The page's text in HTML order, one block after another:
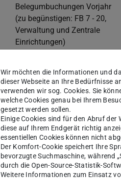
Belegumbuchungen Vorjahr
(zu begünstigen: FB 7 - 20,
Verwaltung und Zentrale
Einrichtungen)
Reisekosten FB 10, 16 und
18
Wir möchten die Informationen und
dieser Webseite an Ihre Bedürfnisse
verwenden wir sog. Cookies. Sie
welche Cookies genau bei Ihrem
gesetzt werden sollen.
Einige Cookies sind für den Abruf der
diese auf Ihrem Endgerät richtig
essentiellen Cookies können nicht
Der Komfort-Cookie speichert Ihre
bevorzugte Suchmaschine, während
durch die Open-Source-Statistik-
Weitere Informationen zum Einsatz